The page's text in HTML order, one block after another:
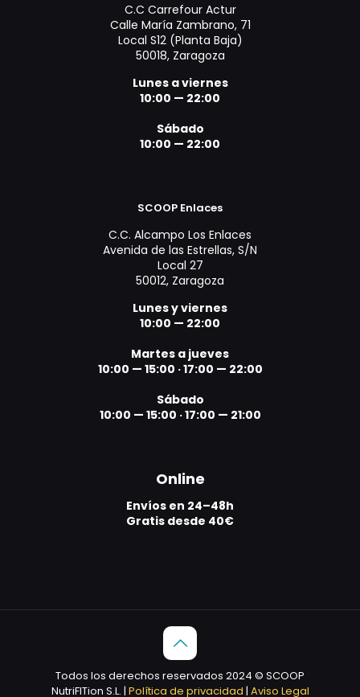
C.C Carrefour Actur
Calle María Zambrano, 71
Local S12 (Planta Baja)
50018, Zaragoza
Lunes a viernes
10:00 — 22:00
Sábado
10:00 — 22:00
SCOOP Enlaces
C.C. Alcampo Los Enlaces
Avenida de las Estrellas, S/N
Local 27
50012, Zaragoza
Lunes y viernes
10:00 — 22:00
Martes a jueves
10:00 — 15:00 ·17:00 — 22:00
Sábado
10:00 — 15:00 ·17:00 — 21:00
Online
Envíos en 24–48h
Gratis desde 40€
Todos los derechos reservados 2024 © SCOOP
NutriFITion S.L. | Política de privacidad | Aviso Legal